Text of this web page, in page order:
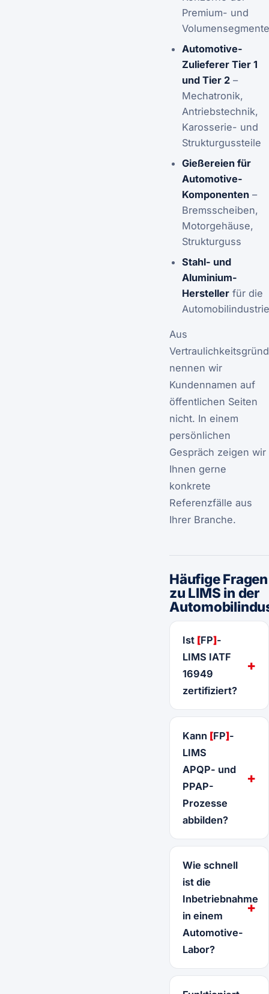
Premium- und
Volumensegmente
Automotive-
Zulieferer Tier 1
und Tier 2–
Mechatronik,
Antriebstechnik,
Karosserie- und
Strukturgussteile
Gießereien für
Automotive-
Komponenten–
Bremsscheiben,
Motorgehäuse,
Strukturguss
Stahl- und
Aluminium-
Herstellerfür die
Automobilindustrie
Aus
nennen wir
Kundennamen auf
öffentlichen Seiten
nicht. In einem
persönlichen
Gespräch zeigen wir
Ihnen gerne
konkrete
Referenzfälle aus
Ihrer Branche.
Häufige Fragen
zu LIMS in der
Ist [FP]-
LIMS IATF
16949
zertifiziert?
Kann [FP]-
LIMS
APQP- und
PPAP-
Prozesse
abbilden?
Wie schnell
ist die
Inbetriebnahme
in einem
Automotive-
Labor?